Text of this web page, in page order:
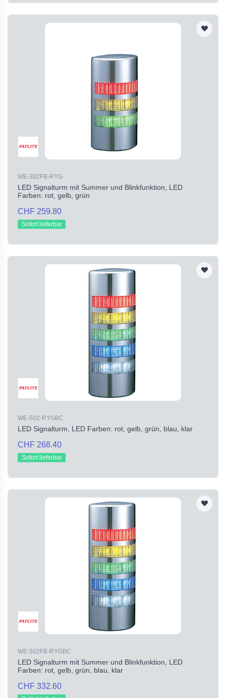
WE-302FB-RYG
LED Signalturm mit Summer und Blinkfunktion, LED
Farben: rot, gelb, grün
CHF 259.80
Sofort lieferbar
WE-502-RYGBC
LED Signalturm, LED Farben: rot, gelb, grün, blau, klar
CHF 268.40
Sofort lieferbar
WE-502FB-RYGBC
LED Signalturm mit Summer und Blinkfunktion, LED
Farben: rot, gelb, grün, blau, klar
CHF 332.60